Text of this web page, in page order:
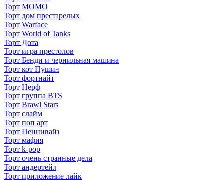
Торт МОМО
Торт дом престарелых
Торт Warface
Торт World of Tanks
Торт Дота
Торт игра престолов
Торт Бенди и чернильная машина
Торт кот Пушин
Торт фортнайт
Торт Нерф
Торт группа BTS
Торт Brawl Stars
Торт слайм
Торт поп арт
Торт Пеннивайз
Торт мафия
Торт k-pop
Торт очень странные дела
Торт андертейл
Торт приложение лайк